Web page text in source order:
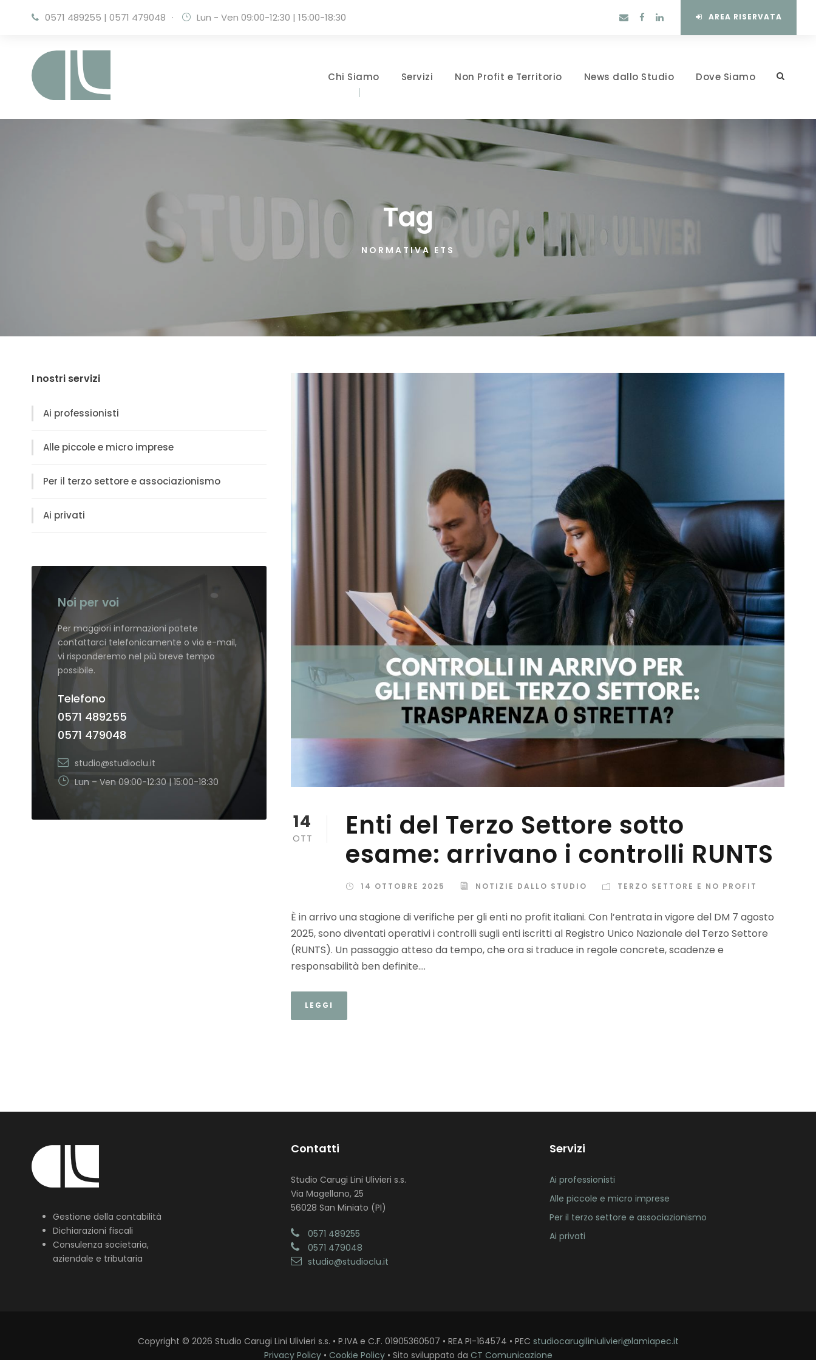
0571 489255 | 0571 479048 · Lun - Ven 09:00-12:30 | 15:00-18:30 AREA RISERVATA
Chi Siamo Servizi Non Profit e Territorio News dallo Studio Dove Siamo
Tag
NORMATIVA ETS
14
OTT
Enti del Terzo Settore sotto
esame: arrivano i controlli RUNTS
14 OTTOBRE 2025 NOTIZIE DALLO STUDIO TERZO SETTORE E NO PROFIT
È in arrivo una stagione di verifiche per gli enti no profit italiani. Con l’entrata in vigore del DM 7 agosto
2025, sono diventati operativi i controlli sugli enti iscritti al Registro Unico Nazionale del Terzo Settore
(RUNTS). Un passaggio atteso da tempo, che ora si traduce in regole concrete, scadenze e
responsabilità ben definite....
LEGGI
I nostri servizi
Ai professionisti
Alle piccole e micro imprese
Per il terzo settore e associazionismo
Ai privati
Noi per voi
Per maggiori informazioni potete
contattarci telefonicamente o via e-mail,
vi risponderemo nel più breve tempo
possibile.
Telefono
0571 489255
0571 479048
studio@studioclu.it
Lun – Ven 09:00-12:30 | 15:00-18:30
Gestione della contabilità
Dichiarazioni fiscali
Consulenza societaria,
aziendale e tributaria
Contatti
Studio Carugi Lini Ulivieri s.s.
Via Magellano, 25
56028 San Miniato (PI)
0571 489255
0571 479048
studio@studioclu.it
Servizi
Ai professionisti
Alle piccole e micro imprese
Per il terzo settore e associazionismo
Ai privati
Copyright © 2026 Studio Carugi Lini Ulivieri s.s. • P.IVA e C.F. 01905360507 • REA PI-164574 • PEC studiocarugiliniulivieri@lamiapec.it
Privacy Policy• Cookie Policy• Sito sviluppato da CT Comunicazione